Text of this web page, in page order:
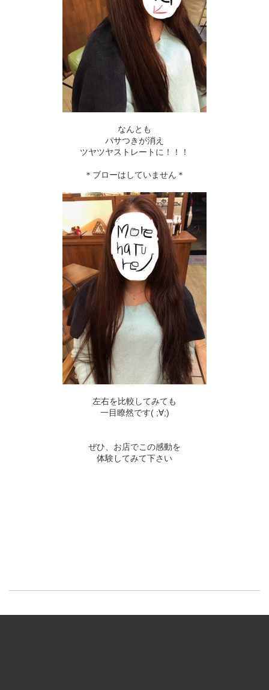
なんとも
パサつきが消え
ツヤツヤストレートに！！！
＊ブローはしていません＊
左右を比較してみても
一目瞭然です( ;∀;)
ぜひ、お店でこの感動を
体験してみて下さい